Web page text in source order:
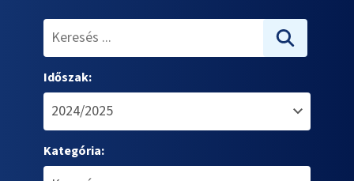
Időszak:
Kategória: